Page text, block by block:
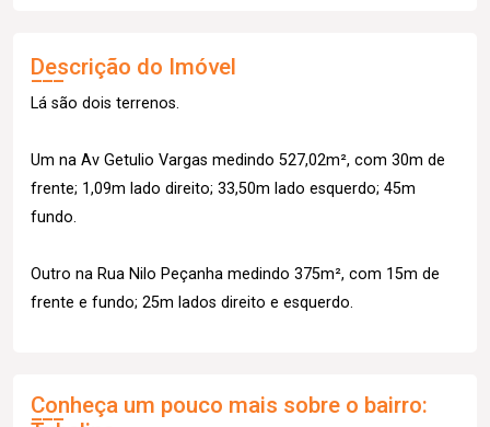
Descrição do Imóvel
Lá são dois terrenos.
Um na Av Getulio Vargas medindo 527,02m², com 30m de
frente; 1,09m lado direito; 33,50m lado esquerdo; 45m
fundo.
Outro na Rua Nilo Peçanha medindo 375m², com 15m de
frente e fundo; 25m lados direito e esquerdo.
Conheça um pouco mais sobre o bairro: